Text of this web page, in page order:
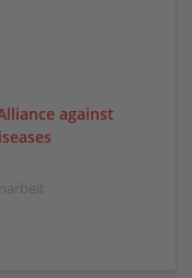
against